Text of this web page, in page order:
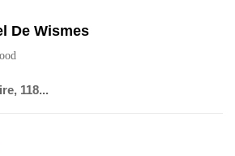
De Wismes
118...